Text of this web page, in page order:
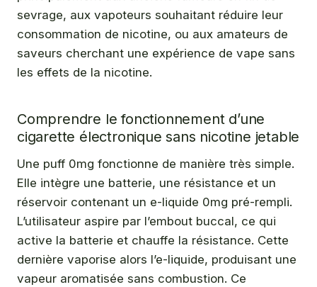
sevrage, aux vapoteurs souhaitant réduire leur
consommation de nicotine, ou aux amateurs de
saveurs cherchant une expérience de vape sans
les effets de la nicotine.
Comprendre le fonctionnement d’une
cigarette électronique sans nicotine jetable
Une puff 0mg fonctionne de manière très simple.
Elle intègre une batterie, une résistance et un
réservoir contenant un e-liquide 0mg pré-rempli.
L’utilisateur aspire par l’embout buccal, ce qui
active la batterie et chauffe la résistance. Cette
dernière vaporise alors l’e-liquide, produisant une
vapeur aromatisée sans combustion. Ce